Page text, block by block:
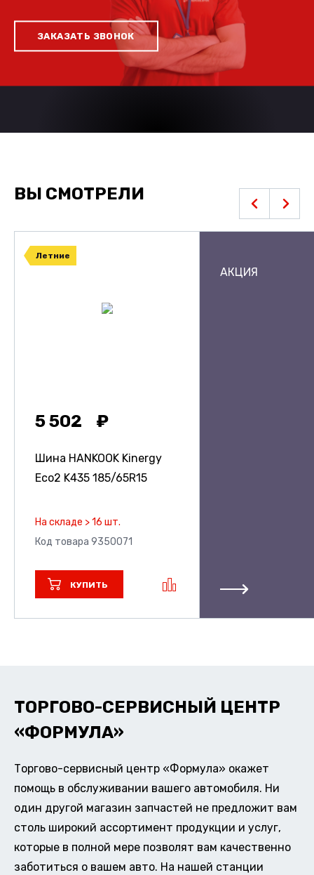
ЗАКАЗАТЬ ЗВОНОК
ВЫ СМОТРЕЛИ
Летние
5 502
Шина HANKOOK Kinergy
Eco2 K435 185/65R15
На складе > 16 шт.
Код товара 9350071
КУПИТЬ
АКЦИЯ
ТОРГОВО-СЕРВИСНЫЙ ЦЕНТР
«ФОРМУЛА»
Торгово-сервисный центр «Формула» окажет
помощь в обслуживании вашего автомобиля. Ни
один другой магазин запчастей не предложит вам
столь широкий ассортимент продукции и услуг,
которые в полной мере позволят вам качественно
заботиться о вашем авто. На нашей станции